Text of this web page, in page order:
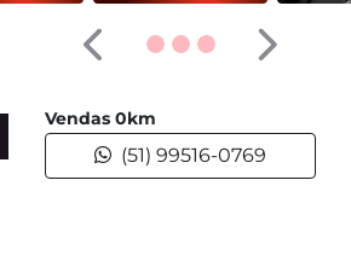
Anterior Próximo
Vendas 0km
(51) 99516-0769